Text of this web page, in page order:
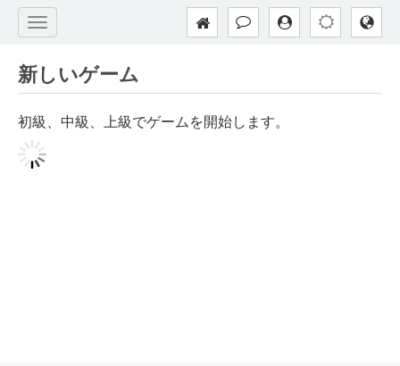
新しいゲーム
初級、中級、上級でゲームを開始します。